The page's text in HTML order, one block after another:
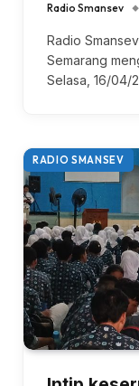
Radio Smansev
Radio
Semarang
Selasa, 16/04/
RADIO SMANSEV